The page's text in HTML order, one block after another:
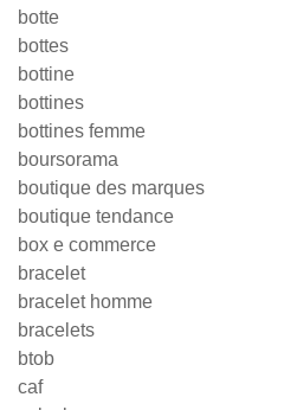
botte
bottes
bottine
bottines
bottines femme
boursorama
boutique des marques
boutique tendance
box e commerce
bracelet
bracelet homme
bracelets
btob
caf